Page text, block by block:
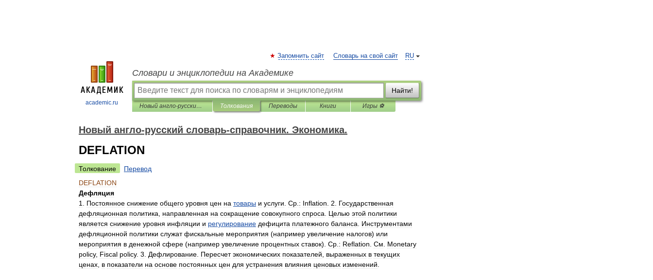
academic.ru
RU
Запомнить сайт Словарь на свой сайт
Словари и энциклопедии на Академике
Найти!
Новый англо-русский словарь-справочник. Экономика. Толкования Переводы Книги Игры ⚽
Новый англо-русский словарь-справочник. Экономика.
DEFLATION
Толкование
Перевод
DEFLATION
Дефляция
1
Постоянное снижение общего уровня цен на товары и услуги Ср : Inflation 2
Государственная
дефляционная политика направленная на сокращение совокупного спроса Целью этой политики
является снижение уровня инфляции и регулирование дефицита платежного баланса
Инструментами
дефляционной политики служат фискальные мероприятия (например увеличение налогов) или
мероприятия в денежной сфере (например увеличение процентных ставок). Ср : Reflation См
Monetary
policy, Fiscal policy. 3 Дефлирование Пересчет экономических показателей выраженных в текущих
ценах в показатели на основе постоянных цен для устранения влияния ценовых изменений